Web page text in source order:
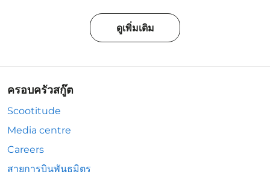
ดูเพิ่มเติม
ครอบครัวสกู๊ต
Scootitude
Media centre
Careers
สายการบินพันธมิตร